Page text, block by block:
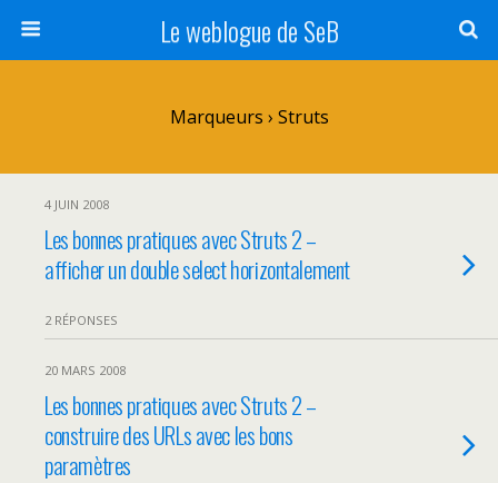
Le weblogue de SeB
Marqueurs › Struts
4 JUIN 2008
Les bonnes pratiques avec Struts 2 –
afficher un double select horizontalement
2 RÉPONSES
20 MARS 2008
Les bonnes pratiques avec Struts 2 –
construire des URLs avec les bons
paramètres